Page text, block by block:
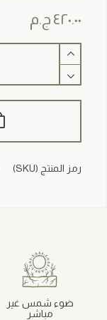
٤٢٠.٠٠ ج.م
كمية
Cast
Iron
Plant
رمز المنتج (SKU)
ضوء شمس غير
مباشر